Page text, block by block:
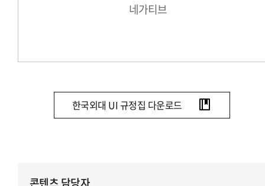
네가티브
한국외대 UI 규정집 다운로드
콘텐츠 담당자